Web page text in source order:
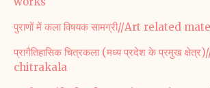
पुराणों में कला विषयक सामग्री//Art related
प्रागैतिहासिक चित्रकला (मध्य प्रदेश के प्रमुख
chitrakala